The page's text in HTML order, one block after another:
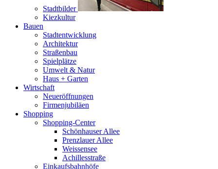
Stadtbilder
Kiezkultur
Bauen
Stadtentwicklung
Architektur
Straßenbau
Spielplätze
Umwelt & Natur
Haus + Garten
Wirtschaft
Neueröffnungen
Firmenjubiläen
Shopping
Shopping-Center
Schönhauser Allee
Prenzlauer Allee
Weissensee
Achillesstraße
Einkaufsbahnhöfe